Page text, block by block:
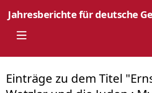
Jahresberichte für deutsche
Open main menu
Einträge zu dem Titel